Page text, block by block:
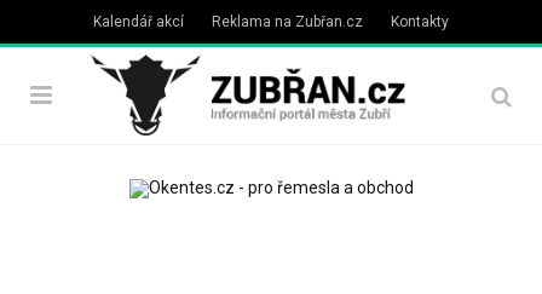
Kalendář akcí Reklama na Zubřan.cz Kontakty